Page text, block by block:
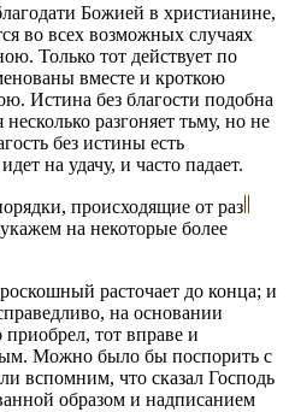
Божией в христианине,
во всех возможных случаях
Только тот действует по
вместе и кроткою
Истина без благости подобна
разгоняет тьму, но не
без истины есть
на удачу, и часто падает.
происходящие от раз
на некоторые более
расточает до конца; и
на основании
тот вправе и
Можно было бы поспорить с
вспомним, что сказал Господь
образом и надписанием